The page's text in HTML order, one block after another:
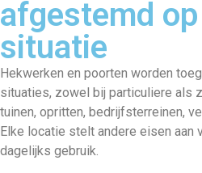
afgestemd
situatie
Hekwerken en poorten worden
situaties, zowel bij particuliere als
tuinen, opritten, bedrijfsterreinen,
Elke locatie stelt andere eisen aan
dagelijks gebruik.